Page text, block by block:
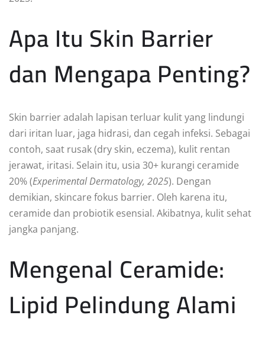
Apa Itu Skin Barrier
dan Mengapa Penting?
Skin barrier adalah lapisan terluar kulit yang lindungi
dari iritan luar, jaga hidrasi, dan cegah infeksi. Sebagai
contoh, saat rusak (dry skin, eczema), kulit rentan
jerawat, iritasi. Selain itu, usia 30+ kurangi ceramide
20% (Experimental Dermatology, 2025). Dengan
demikian, skincare fokus barrier. Oleh karena itu,
ceramide dan probiotik esensial. Akibatnya, kulit sehat
jangka panjang.
Mengenal Ceramide:
Lipid Pelindung Alami